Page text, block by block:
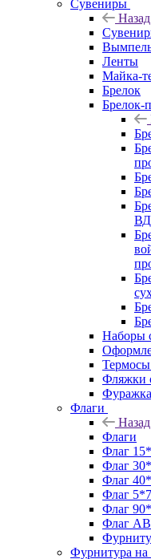
Сувениры
Назад
Ленты
Майка-
Брелок
Брелок-
Наборы
Фляжки
Флаги
Назад
Флаги
Флаг
Флаг
Флаг
Флаг 5*7
Флаг
Флаг
Фурнитура на